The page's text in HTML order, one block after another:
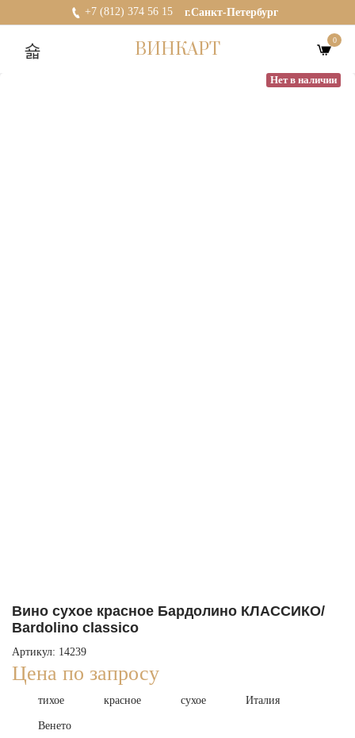
+7 (812) 374 56 15 г.Санкт-Петербург
ВИНКАРТ 0
Нет в наличии
Вино сухое красное Бардолино КЛАССИКО/
Bardolino classico
Артикул: 14239
Цена по запросу
тихое красное сухое Италия
Венето